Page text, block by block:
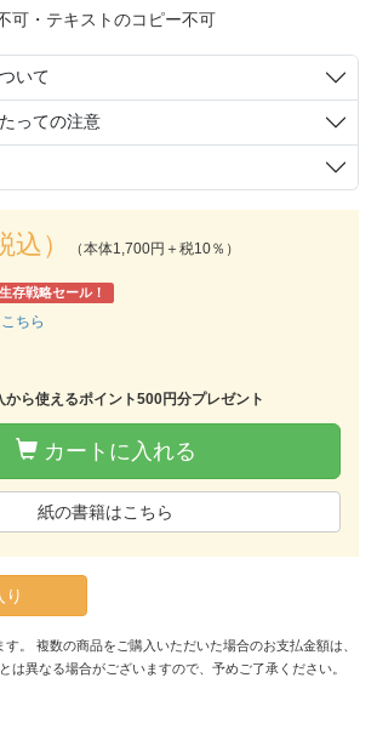
可・テキストのコピー不可
いて
っての注意
） （本体1,700円＋税10％）
生存戦略セール！
ちら
から使えるポイント500円分プレゼント
カートに入れる
紙の書籍はこちら
り
。 複数の商品をご購入いただいた場合のお支払金額は、
は異なる場合がございますので、予めご了承ください。